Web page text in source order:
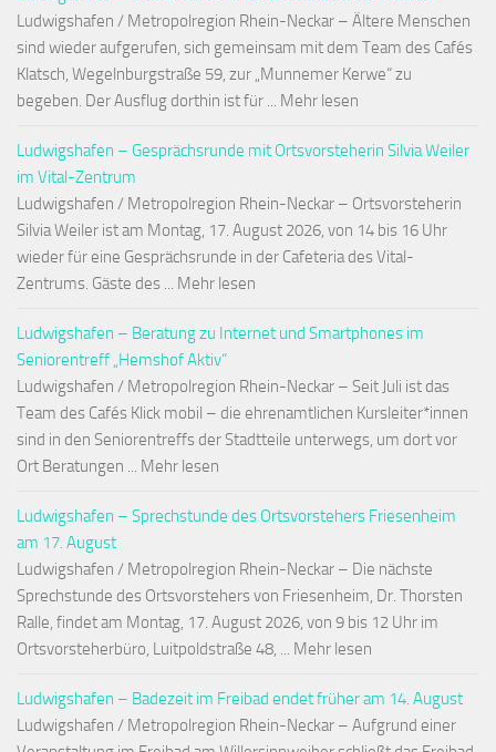
Ludwigshafen / Metropolregion Rhein-Neckar – Ältere Menschen
sind wieder aufgerufen, sich gemeinsam mit dem Team des Cafés
Klatsch, Wegelnburgstraße 59, zur „Munnemer Kerwe“ zu
begeben. Der Ausflug dorthin ist für ... Mehr lesen
Ludwigshafen – Gesprächsrunde mit Ortsvorsteherin Silvia Weiler
im Vital-Zentrum
Ludwigshafen / Metropolregion Rhein-Neckar – Ortsvorsteherin
Silvia Weiler ist am Montag, 17. August 2026, von 14 bis 16 Uhr
wieder für eine Gesprächsrunde in der Cafeteria des Vital-
Zentrums. Gäste des ... Mehr lesen
Ludwigshafen – Beratung zu Internet und Smartphones im
Seniorentreff „Hemshof Aktiv“
Ludwigshafen / Metropolregion Rhein-Neckar – Seit Juli ist das
Team des Cafés Klick mobil – die ehrenamtlichen Kursleiter*innen
sind in den Seniorentreffs der Stadtteile unterwegs, um dort vor
Ort Beratungen ... Mehr lesen
Ludwigshafen – Sprechstunde des Ortsvorstehers Friesenheim
am 17. August
Ludwigshafen / Metropolregion Rhein-Neckar – Die nächste
Sprechstunde des Ortsvorstehers von Friesenheim, Dr. Thorsten
Ralle, findet am Montag, 17. August 2026, von 9 bis 12 Uhr im
Ortsvorsteherbüro, Luitpoldstraße 48, ... Mehr lesen
Ludwigshafen – Badezeit im Freibad endet früher am 14. August
Ludwigshafen / Metropolregion Rhein-Neckar – Aufgrund einer